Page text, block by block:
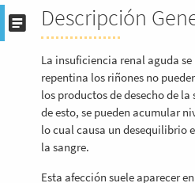
Descripción
La insuficiencia renal aguda
repentina los riñones no
los productos de desecho de
de esto, se pueden acumular
lo cual causa un desequilibrio
la sangre.
Esta afección suele aparecer